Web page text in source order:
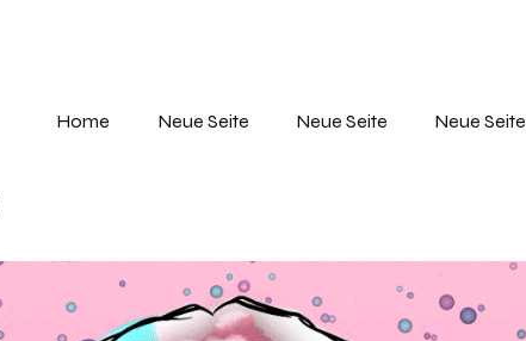
Home Neue Seite Neue Seite Neue Seite